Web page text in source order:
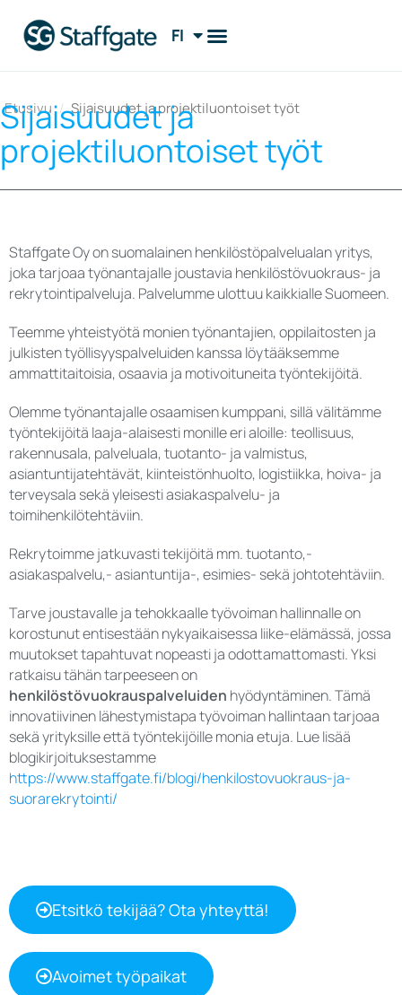
FI
EN
Etusivu / Sijaisuudet ja projektiluontoiset työt
Sijaisuudet ja
projektiluontoiset työt
Staffgate Oy on suomalainen henkilöstöpalvelualan yritys,
joka tarjoaa työnantajalle joustavia henkilöstövuokraus- ja
rekrytointipalveluja. Palvelumme ulottuu kaikkialle Suomeen.
Teemme yhteistyötä monien työnantajien, oppilaitosten ja
julkisten työllisyyspalveluiden kanssa löytääksemme
ammattitaitoisia, osaavia ja motivoituneita työntekijöitä.
Olemme työnantajalle osaamisen kumppani, sillä välitämme
työntekijöitä laaja-alaisesti monille eri aloille: teollisuus,
rakennusala, palveluala, tuotanto- ja valmistus,
asiantuntijatehtävät, kiinteistönhuolto, logistiikka, hoiva- ja
terveysala sekä yleisesti asiakaspalvelu- ja
toimihenkilötehtäviin.
Rekrytoimme jatkuvasti tekijöitä mm. tuotanto,-
asiakaspalvelu,- asiantuntija-, esimies- sekä johtotehtäviin.
Tarve joustavalle ja tehokkaalle työvoiman hallinnalle on
korostunut entisestään nykyaikaisessa liike-elämässä, jossa
muutokset tapahtuvat nopeasti ja odottamattomasti. Yksi
ratkaisu tähän tarpeeseen on
henkilöstövuokrauspalveluiden hyödyntäminen. Tämä
innovatiivinen lähestymistapa työvoiman hallintaan tarjoaa
sekä yrityksille että työntekijöille monia etuja. Lue lisää
blogikirjoituksestamme
https://www.staffgate.fi/blogi/henkilostovuokraus-ja-
suorarekrytointi/
Etsitkö tekijää? Ota yhteyttä!
Avoimet työpaikat